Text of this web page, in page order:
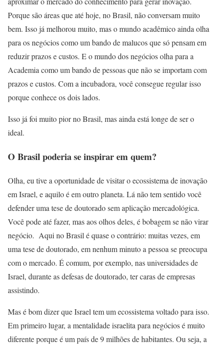
Porque são áreas que até hoje, no Brasil, não conversam muito
bem. Isso já melhorou muito, mas o mundo acadêmico ainda olha
para os negócios como um bando de malucos que só pensam em
reduzir prazos e custos. E o mundo dos negócios olha para a
Academia como um bando de pessoas que não se importam com
prazos e custos. Com a incubadora, você consegue regular isso
porque conhece os dois lados.
Isso já foi muito pior no Brasil, mas ainda está longe de ser o
ideal.
O Brasil poderia se inspirar em quem?
Olha, eu tive a oportunidade de visitar o ecossistema de inovação
em Israel, e aquilo é em outro planeta. Lá não tem sentido você
defender uma tese de doutorado sem aplicação mercadológica.
Você pode até fazer, mas aos olhos deles, é bobagem se não virar
negócio. Aqui no Brasil é quase o contrário: muitas vezes, em
uma tese de doutorado, em nenhum minuto a pessoa se preocupa
com o mercado. É comum, por exemplo, nas universidades de
Israel, durante as defesas de doutorado, ter caras de empresas
assistindo.
Mas é bom dizer que Israel tem um ecossistema voltado para isso.
Em primeiro lugar, a mentalidade israelita para negócios é muito
diferente porque é um país de 9 milhões de habitantes. Ou seja, a